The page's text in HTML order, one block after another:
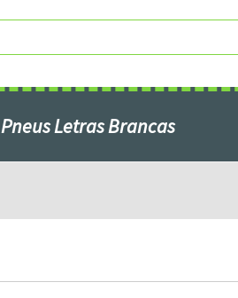
Pneus Letras Brancas